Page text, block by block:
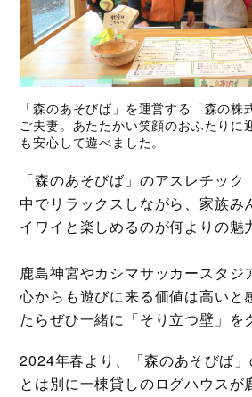
「森のあそびば」を運営する「森の株
ご夫妻。あたたかい笑顔のおふたりに
も安心して遊べました。
「森のあそびば」のアスレチッ
中でリラックスしながら、家族み
イワイと楽しめるのが何よりの魅
鹿島神宮やカシマサッカースタジ
心からも遊びに来る価値は高いと
たらぜひ一緒に「そり立つ壁」を
2024年春より、「森のあそびば
とは別に一棟貸しのログハウスが